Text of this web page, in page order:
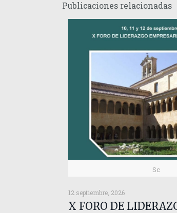
Publicaciones relacionadas
Sc
12 septiembre, 2026
X FORO DE